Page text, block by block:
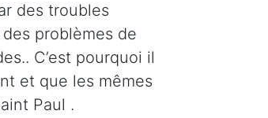
des troubles
problèmes de
C’est pourquoi il
et que les mêmes
Paul .